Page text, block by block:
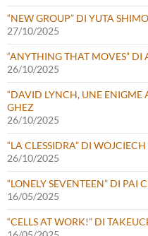
“NEW GROUP” DI YUTA
27/10/2025
“ANYTHING THAT MOVES” DI
26/10/2025
“DAVID LYNCH, UNE ENIGME
GHEZ
26/10/2025
“LA CLESSIDRA” DI
26/10/2025
“LONELY SEVENTEEN” DI PAI
16/05/2025
“CELLS AT WORK!” DI